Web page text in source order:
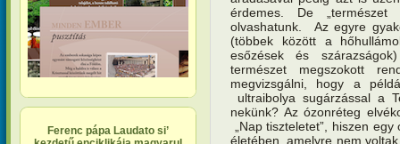
Ferenc pápa Laudato si’
érdemes. De
olvashatunk. Az egyre
(többek között a
esőzések és
természet megszokott
megvizsgálni, hogy a
ultraibolya sugárzással a
nekünk? Az ózonréteg
„Nap tiszteletet”, hiszen
életében, amelyre nem